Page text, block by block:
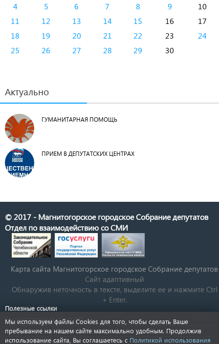
4
5 6 7 8 9
10
11
12 13 14 15 16
17
18
19 20 21 22 23
24
25
26 27 28 29 30
Актуально
ГУМАНИТАРНАЯ ПОМОЩЬ
ПРИЕМ В ДЕПУТАТСКИХ ЦЕНТРАХ
© 2017 - Магнитогорское городское Собрание депутатов
Отдел по взаимодействию со СМИ
Карта сайта Магнитогорское городское Cобрание депутатов
Сайт адаптивный
Обнаружив неточность в тексте, выделите ее и нажмите Ctrl
+ Enter.
Полезные ссылки
Государственная Дума РФ
Губернатор Челябинской области
КСП Магнитогорска
Мы используем файлы Cookies для того, чтобы сделать Ваше
пребывание на нашем сайте максимально удобным. Продолжив
использование сайта, Вы соглашаетесь с Политикой использования